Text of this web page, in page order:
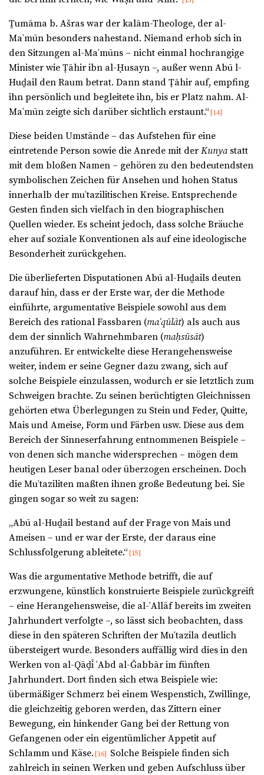
Ṯumāma b. Ašras war der kalām-Theologe, der al-
Maʾmūn besonders nahestand. Niemand erhob sich in
den Sitzungen al-Maʾmūns – nicht einmal hochrangige
Minister wie Ṭāhir ibn al-Ḥusayn –, außer wenn Abū l-
Huḏail den Raum betrat. Dann stand Ṭāhir auf, empfing
ihn persönlich und begleitete ihn, bis er Platz nahm. Al-
Maʾmūn zeigte sich darüber sichtlich erstaunt.“ [14]
Diese beiden Umstände – das Aufstehen für eine
eintretende Person sowie die Anrede mit der Kunyastatt
mit dem bloßen Namen – gehören zu den bedeutendsten
symbolischen Zeichen für Ansehen und hohen Status
innerhalb der muʿtazilitischen Kreise. Entsprechende
Gesten finden sich vielfach in den biographischen
Quellen wieder. Es scheint jedoch, dass solche Bräuche
eher auf soziale Konventionen als auf eine ideologische
Besonderheit zurückgehen.
Die überlieferten Disputationen Abū al-Huḏails deuten
darauf hin, dass er der Erste war, der die Methode
einführte, argumentative Beispiele sowohl aus dem
Bereich des rational Fassbaren (maʿqūlāt) als auch aus
dem der sinnlich Wahrnehmbaren (maḥsūsāt)
anzuführen. Er entwickelte diese Herangehensweise
weiter, indem er seine Gegner dazu zwang, sich auf
solche Beispiele einzulassen, wodurch er sie letztlich zum
Schweigen brachte. Zu seinen berüchtigten Gleichnissen
gehörten etwa Überlegungen zu Stein und Feder, Quitte,
Mais und Ameise, Form und Färben usw. Diese aus dem
Bereich der Sinneserfahrung entnommenen Beispiele –
von denen sich manche widersprechen – mögen dem
heutigen Leser banal oder überzogen erscheinen. Doch
die Muʿtaziliten maßten ihnen große Bedeutung bei. Sie
gingen sogar so weit zu sagen:
„Abū al-Huḏail bestand auf der Frage von Mais und
Ameisen – und er war der Erste, der daraus eine
Schlussfolgerung ableitete.“ [15]
Was die argumentative Methode betrifft, die auf
erzwungene, künstlich konstruierte Beispiele zurückgreift
– eine Herangehensweise, die al-ʿAllāf bereits im zweiten
Jahrhundert verfolgte –, so lässt sich beobachten, dass
diese in den späteren Schriften der Muʿtazila deutlich
übersteigert wurde. Besonders auffällig wird dies in den
Werken von al-Qāḍī ʿAbd al-Ǧabbār im fünften
Jahrhundert. Dort finden sich etwa Beispiele wie:
übermäßiger Schmerz bei einem Wespenstich, Zwillinge,
die gleichzeitig geboren werden, das Zittern einer
Bewegung, ein hinkender Gang bei der Rettung von
Gefangenen oder ein eigentümlicher Appetit auf
Schlamm und Käse. [16] Solche Beispiele finden sich
zahlreich in seinen Werken und geben Aufschluss über